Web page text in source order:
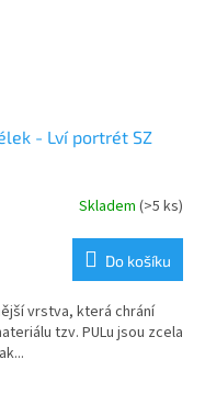
- Lví portrét SZ
Skladem (>5 ks)
Do košíku
vrstva, která chrání
tzv. PULu jsou zcela